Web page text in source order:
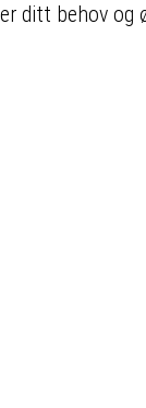
ditt behov og